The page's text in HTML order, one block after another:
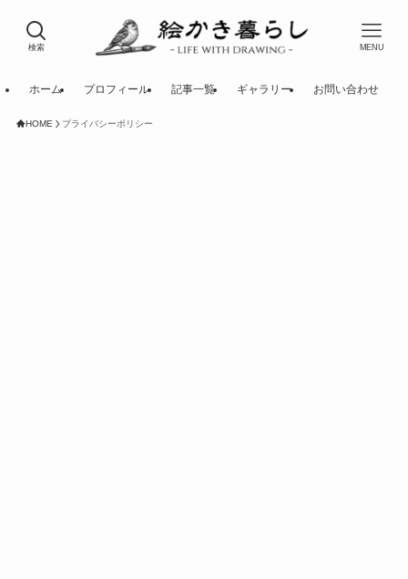
検索 MENU
ホーム プロフィール 記事一覧 ギャラリー お問い合わせ
HOME プライバシーポリシー